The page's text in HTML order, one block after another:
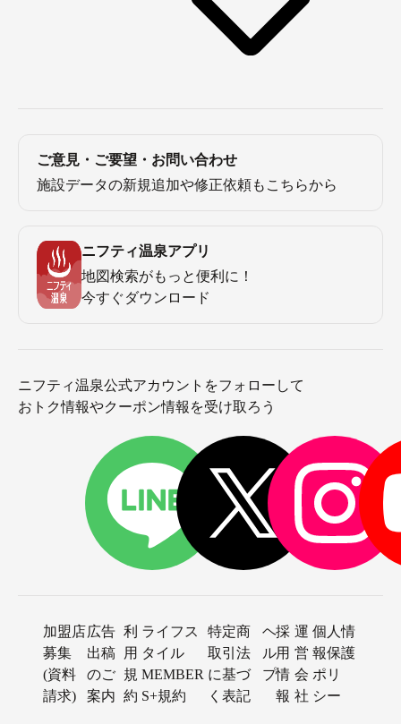
ご意見・ご要望・お問い合わせ
施設データの新規追加や修正依頼もこちらから
ニフティ温泉アプリ
地図検索がもっと便利に！
今すぐダウンロード
ニフティ温泉公式アカウントをフォローして
おトク情報やクーポン情報を受け取ろう
加盟店
募集
(資料
請求)
広告
出稿
のご
案内
利
用
規
約
ライフス
タイル
MEMBER
S+規約
特定商
取引法
に基づ
く表記
ヘ
ル
プ
採
用
情
報
運
営
会
社
個人情
報保護
ポリ
シー